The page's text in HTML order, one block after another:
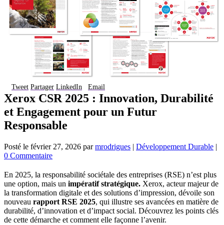
Tweet Partager LinkedIn Email
Xerox CSR 2025 : Innovation, Durabilité
et Engagement pour un Futur
Responsable
Posté le février 27, 2026 parmrodrigues | Développement Durable |
0 Commentaire
En 2025, la responsabilité sociétale des entreprises (RSE) n’est plus
une option, mais un impératif stratégique. Xerox, acteur majeur de
la transformation digitale et des solutions d’impression, dévoile son
nouveau rapport RSE 2025, qui illustre ses avancées en matière de
durabilité, d’innovation et d’impact social. Découvrez les points clés
de cette démarche et comment elle façonne l’avenir.